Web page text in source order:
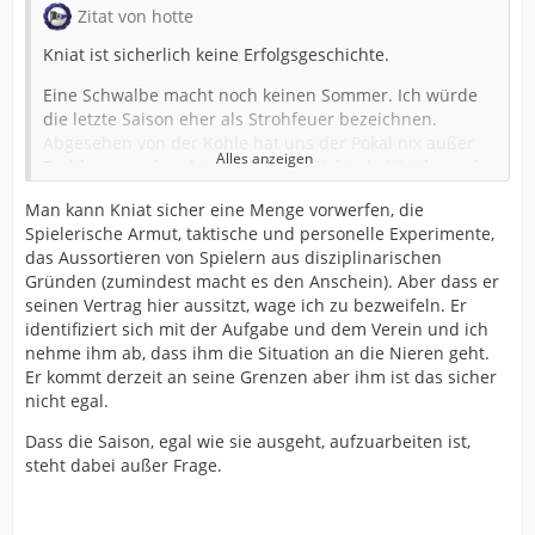
am besten noch einer aus der obersten Etage.
Zitat von hotte
Kniat ist sicherlich keine Erfolgsgeschichte.
Eine Schwalbe macht noch keinen Sommer. Ich würde
die letzte Saison eher als Strohfeuer bezeichnen.
Problemen gebracht. Aus meiner Sicht ein Wettbewerb,
hat.
Kniat hat systematisch alle Spieler schlechter gemacht
und die Fans mit seinen idiotischen Auswechslungen
und der nicht vorhandenen Taktik zur Weißglut
getrieben.
Aber im Grunde genommen hat Kniat seinen Vertrag
hier nur ausgesessen. Das ist irgendwo auch
menschlich. Diejenigen, die diesen Abflug in Seelenruhe
zur Kenntnis genommen haben und wirklich nichts dem
entgegen gesetzt haben, sind die wahren Schuldigen.
Alles anzeigen
Man kann Kniat sicher eine Menge vorwerfen, die
Spielerische Armut, taktische und personelle Experimente,
das Aussortieren von Spielern aus disziplinarischen
Gründen (zumindest macht es den Anschein). Aber dass er
seinen Vertrag hier aussitzt, wage ich zu bezweifeln. Er
identifiziert sich mit der Aufgabe und dem Verein und ich
nehme ihm ab, dass ihm die Situation an die Nieren geht.
Er kommt derzeit an seine Grenzen aber ihm ist das sicher
nicht egal.
Dass die Saison, egal wie sie ausgeht, aufzuarbeiten ist,
steht dabei außer Frage.